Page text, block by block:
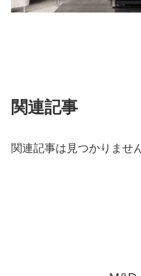
関連記事
関連記事は見つかりませ